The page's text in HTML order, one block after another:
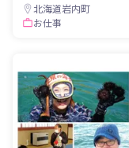
北海道岩内町
お仕事